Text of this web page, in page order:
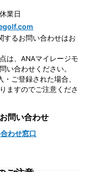
業日
するお問い合わせはお
は、ANAマイレージモ
い合わせください。
ご登録された場合、
ますのでご注意くださ
問い合わせ
わせ窓口